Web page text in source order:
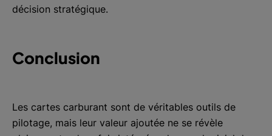
décision stratégique.
Conclusion
Les cartes carburant sont de véritables outils de
pilotage, mais leur valeur ajoutée ne se révèle